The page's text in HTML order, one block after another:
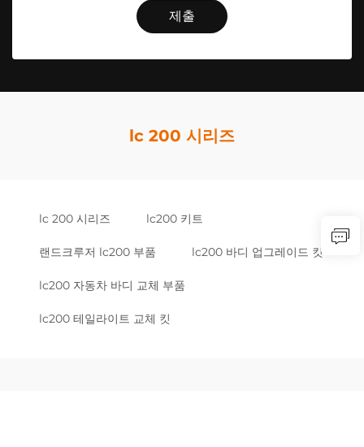
제출
lc 200 시리즈
lc 200 시리즈 lc200 키트
랜드크루저 lc200 부품 lc200 바디 업그레이드 킷
lc200 자동차 바디 교체 부품
lc200 테일라이트 교체 킷